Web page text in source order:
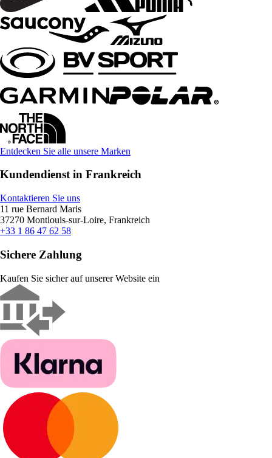
Entdecken Sie alle unsere Marken
Kundendienst in Frankreich
Kontaktieren Sie uns
11 rue Bernard Maris
37270 Montlouis-sur-Loire, Frankreich
+33 1 86 47 62 58
Sichere Zahlung
Kaufen Sie sicher auf unserer Website ein